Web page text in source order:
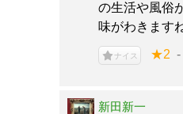
の生活や風俗
味がわきます
ナイス ★2
新田新一